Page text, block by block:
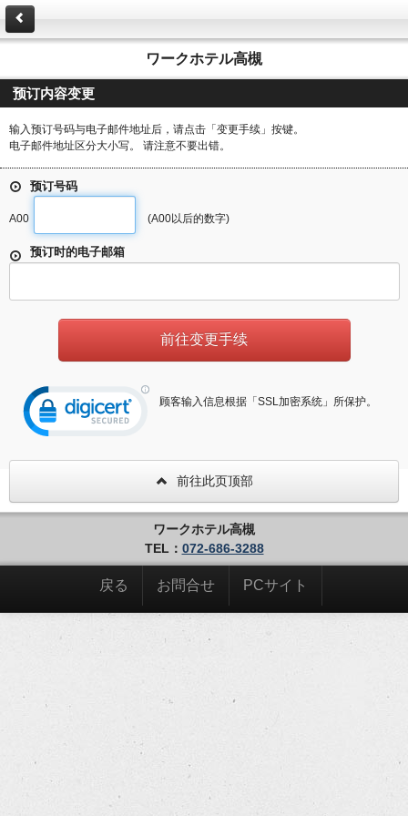
ワークホテル高槻
预订内容变更
输入预订号码与电子邮件地址后，请点击「变更手续」按键。
电子邮件地址区分大小写。 请注意不要出错。
预订号码
A00 (A00以后的数字)
预订时的电子邮箱
顾客输入信息根据「SSL加密系统」所保护。
前往此页顶部
ワークホテル高槻
TEL： 072-686-3288
戻る お問合せ PCサイト